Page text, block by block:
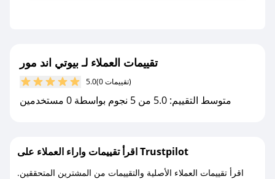
جديد.
مع صحصح، تسوق بذكاء ووفّر على كل مشترياتك مع
كوبونات خصم حصرية من بيوتي اند مور!
تقييمات العملاء لـ بيوتي اند مور
5.0 (0 تقييمات)
متوسط التقييم: 5.0 من 5 نجوم بواسطة 0 مستخدمين
اقرأ تقييمات واراء العملاء على Trustpilot
اقرأ تقييمات العملاء الأصلية والتقييمات من المشترين المتحققين.